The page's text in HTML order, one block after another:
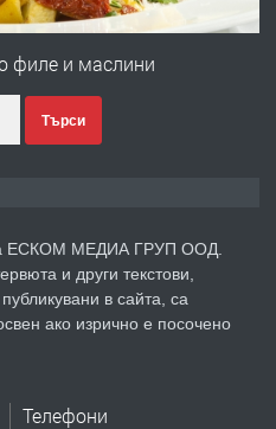
Офис под наем в кв.
градина!
преди 4 дни
парцел в гр. Хасково кв.
филе и маслини
Търси
ЕСКОМ МЕДИА ГРУП ООД.
и други текстови,
в сайта, са
ако изрично е посочено
Телефони